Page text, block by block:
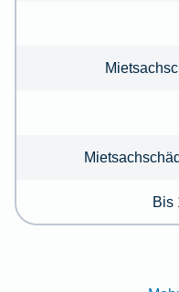
Bis